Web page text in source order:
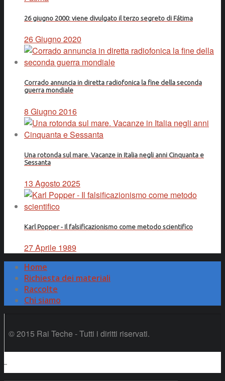
26 giugno 2000: viene divulgato il terzo segreto di Fátima
26 Giugno 2020
Corrado annuncia in diretta radiofonica la fine della seconda
guerra mondiale
8 Giugno 2016
Una rotonda sul mare. Vacanze in Italia negli anni Cinquanta e
Sessanta
13 Agosto 2025
Karl Popper - Il falsificazionismo come metodo scientifico
27 Aprile 1989
Home
Richiesta dei materiali
Raccolte
Chi siamo
© 2015 Rai Teche - Tutti i diritti riservati.